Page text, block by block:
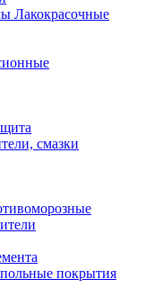
Лакокрасочные
смазки
покрытия